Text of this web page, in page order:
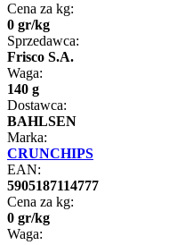
Cena za kg:
0 gr/kg
Sprzedawca:
Frisco S.A.
Waga:
140 g
Dostawca:
BAHLSEN
Marka:
CRUNCHIPS
EAN:
5905187114777
Cena za kg:
0 gr/kg
Waga: